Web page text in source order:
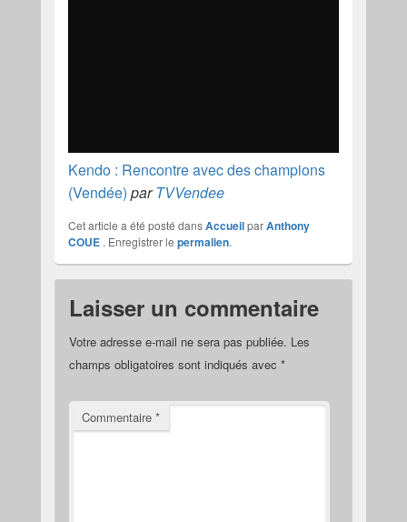
Kendo : Rencontre avec des champions
(Vendée) par TVVendee
Cet article a été posté dansAccueilparAnthony
COUE. Enregistrer le permalien.
Laisser un commentaire
Votre adresse e-mail ne sera pas publiée. Les
champs obligatoires sont indiqués avec *
Commentaire *